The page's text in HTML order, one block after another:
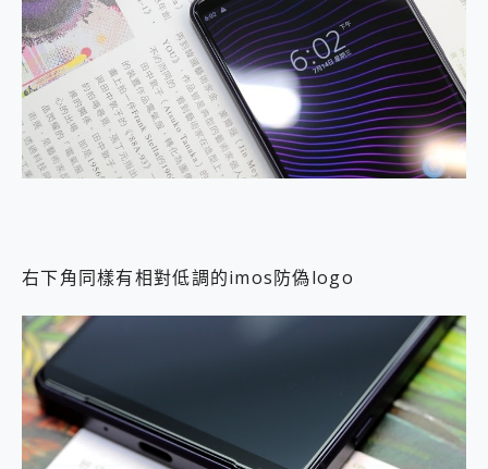
右下角同樣有相對低調的imos防偽logo